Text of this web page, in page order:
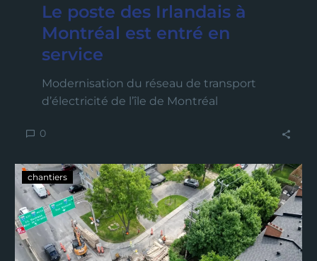
Le poste des Irlandais à
Montréal est entré en
service
Modernisation du réseau de transport
d’électricité de l’île de Montréal
0
chantiers